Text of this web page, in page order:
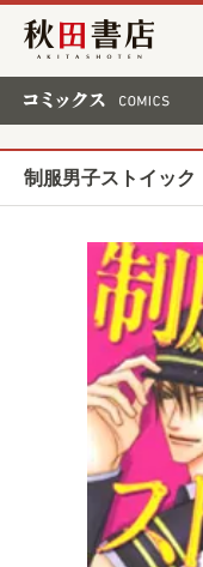
秋田書店
制服男子ストイック